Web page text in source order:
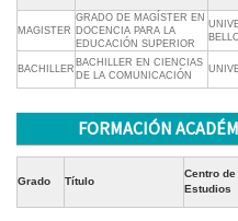
MAGISTER
GRADO DE MAGÍSTER EN
DOCENCIA PARA LA
EDUCACIÓN SUPERIOR
BACHILLER
BACHILLER EN CIENCIAS
DE LA COMUNICACIÓN
FORMACIÓN
Grado Título
Centro de
Estudios